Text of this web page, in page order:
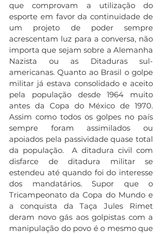
que comprovam a utilização do
esporte em favor da continuidade de
um projeto de poder sempre
acrescentam luz para a conversa, não
importa que sejam sobre a Alemanha
Nazista ou as Ditaduras sul-
americanas. Quanto ao Brasil o golpe
militar já estava consolidado e aceito
pela população desde 1964 muito
antes da Copa do México de 1970.
Assim como todos os golpes no país
sempre foram assimilados ou
apoiados pela passividade quase total
da população.  A ditadura civil com
disfarce de ditadura militar se
estendeu até quando foi do interesse
dos mandatários. Supor que o
Tricampeonato da Copa do Mundo e
a conquista da Taça Jules Rimet
deram novo gás aos golpistas com a
manipulação do povo é o mesmo que